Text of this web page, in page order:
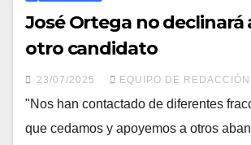
José Ortega no declinará
otro candidato
23/07/2025 EQUIPO DE
"Nos han contactado de diferentes
que cedamos y apoyemos a otros